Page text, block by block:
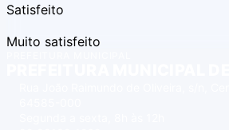
Satisfeito
Muito satisfeito